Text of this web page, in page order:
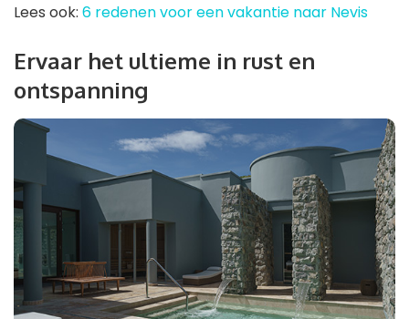
Lees ook: 6 redenen voor een vakantie naar Nevis
Ervaar het ultieme in rust en
ontspanning